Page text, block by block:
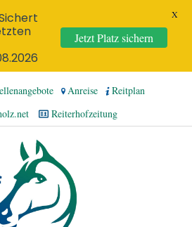
Anreise
Reitplan
Reiterhofzeitung
Jetzt Platz sichern
X